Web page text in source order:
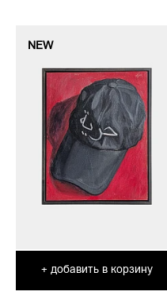
NEW
+ добавить в корзину